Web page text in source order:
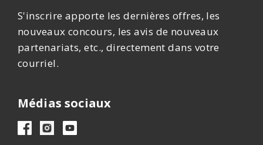
S'inscrire apporte les dernières offres, les
nouveaux concours, les avis de nouveaux
partenariats, etc., directement dans votre
courriel.
Médias sociaux